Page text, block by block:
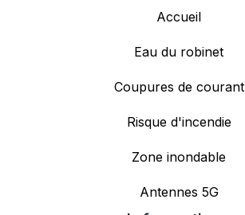
Accueil
Eau du robinet
Coupures de courant
Risque d'incendie
Zone inondable
Antennes 5G